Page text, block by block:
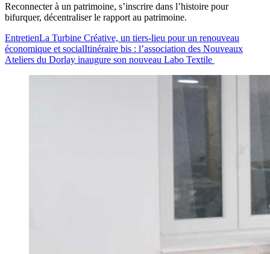
Reconnecter à un patrimoine, s’inscrire dans l’histoire pour
bifurquer, décentraliser le rapport au patrimoine.
EntretienLa Turbine Créative, un tiers-lieu pour un renouveau
économique et socialItinéraire bis : l’association des Nouveaux
Ateliers du Dorlay inaugure son nouveau Labo Textile